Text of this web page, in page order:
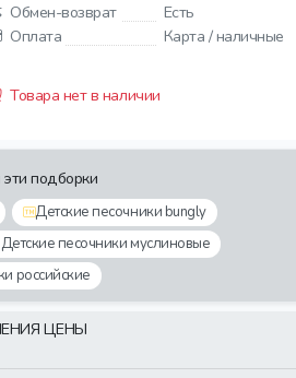
Обмен-возврат
Есть
Оплата Карта / наличные
Товара нет в наличии
подборки
Детские песочники bungly
Детские песочники муслиновые
российские
ЦЕНЫ